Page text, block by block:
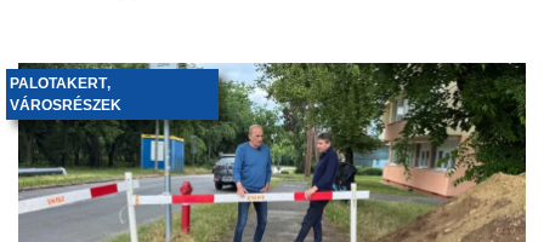
PALOTAKERT,
VÁROSRÉSZEK